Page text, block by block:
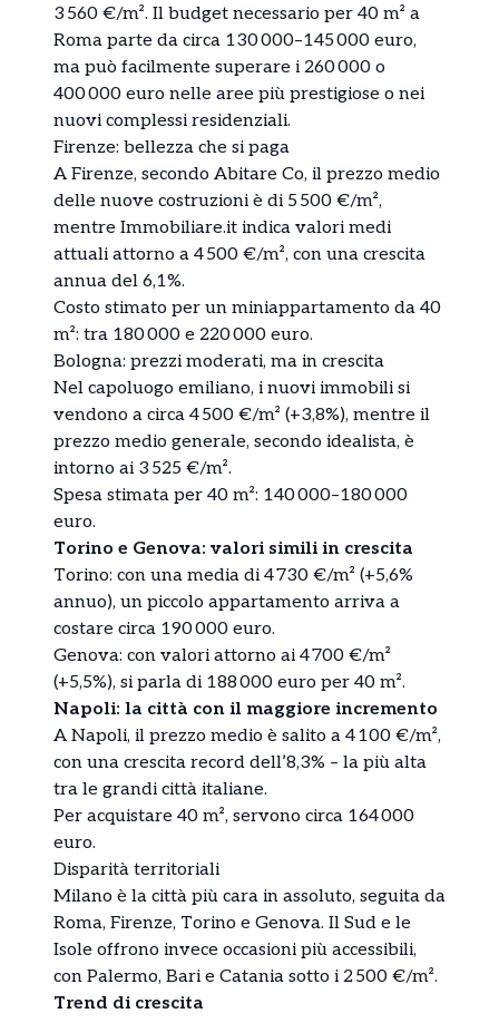
3 560 €/m². Il budget necessario per 40 m² a
Roma parte da circa 130 000–145 000 euro,
ma può facilmente superare i 260 000 o
400 000 euro nelle aree più prestigiose o nei
nuovi complessi residenziali.
Firenze: bellezza che si paga
A Firenze, secondo Abitare Co, il prezzo medio
delle nuove costruzioni è di 5 500 €/m²,
mentre Immobiliare.it indica valori medi
attuali attorno a 4 500 €/m², con una crescita
annua del 6,1%.
Costo stimato per un miniappartamento da 40
m²: tra 180 000 e 220 000 euro.
Bologna: prezzi moderati, ma in crescita
Nel capoluogo emiliano, i nuovi immobili si
vendono a circa 4 500 €/m² (+3,8%), mentre il
prezzo medio generale, secondo idealista, è
intorno ai 3 525 €/m².
Spesa stimata per 40 m²: 140 000–180 000
euro.
Torino e Genova: valori simili in crescita
Torino: con una media di 4 730 €/m² (+5,6%
annuo), un piccolo appartamento arriva a
costare circa 190 000 euro.
Genova: con valori attorno ai 4 700 €/m²
(+5,5%), si parla di 188 000 euro per 40 m².
Napoli: la città con il maggiore incremento
A Napoli, il prezzo medio è salito a 4 100 €/m²,
con una crescita record dell’8,3% – la più alta
tra le grandi città italiane.
Per acquistare 40 m², servono circa 164 000
euro.
Disparità territoriali
Milano è la città più cara in assoluto, seguita da
Roma, Firenze, Torino e Genova. Il Sud e le
Isole offrono invece occasioni più accessibili,
con Palermo, Bari e Catania sotto i 2 500 €/m².
Trend di crescita